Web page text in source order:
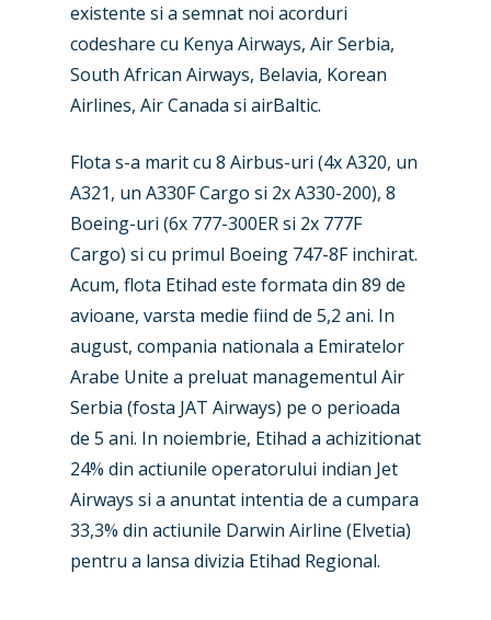
existente si a semnat noi acorduri
codeshare cu Kenya Airways, Air Serbia,
South African Airways, Belavia, Korean
Airlines, Air Canada si airBaltic.
Flota s-a marit cu 8 Airbus-uri (4x A320, un
A321, un A330F Cargo si 2x A330-200), 8
Boeing-uri (6x 777-300ER si 2x 777F
Cargo) si cu primul Boeing 747-8F inchirat.
Acum, flota Etihad este formata din 89 de
avioane, varsta medie fiind de 5,2 ani. In
august, compania nationala a Emiratelor
Arabe Unite a preluat managementul Air
Serbia (fosta JAT Airways) pe o perioada
de 5 ani. In noiembrie, Etihad a achizitionat
24% din actiunile operatorului indian Jet
Airways si a anuntat intentia de a cumpara
33,3% din actiunile Darwin Airline (Elvetia)
pentru a lansa divizia Etihad Regional.
Paris 2025
Farnborough 2024
Paris 2023
Farnborough 2022
Dubai 2019
Military
Trip Reports
Marketplace
Jobs
Contact